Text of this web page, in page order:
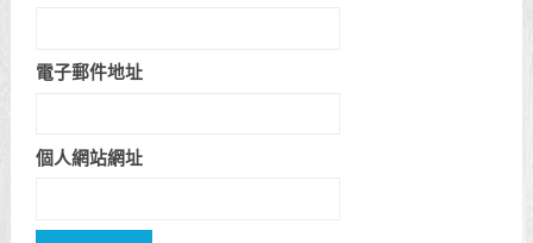
電子郵件地址
個人網站網址